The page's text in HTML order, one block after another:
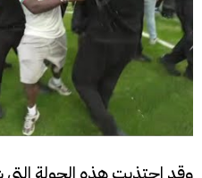
وقد اجتذبت هذه الجولة